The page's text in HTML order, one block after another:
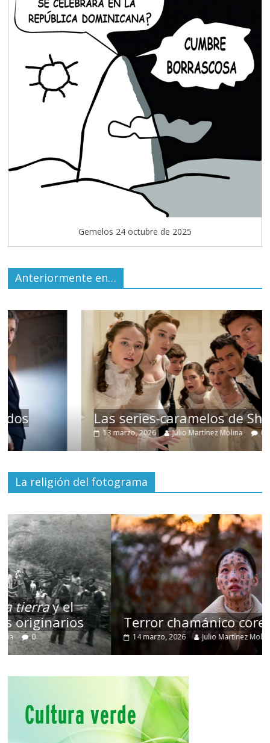
Gemelos 24 octubre de 2025
Anteriormente en…
Las series-caramelos de Shondaland
Julio Martínez Molina 0
La religión del fotograma
Terror chamánico coreano
14 marzo, 2026 Julio Martínez Molina 0